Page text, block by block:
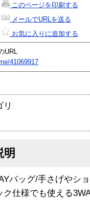
このページを印刷する
メールでURLを送る
お気に入りに追加する
URL
41069917
リ
明
バッグ/手さげやシ
ク仕様でも使える